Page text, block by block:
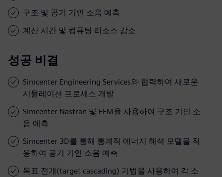
구조 및 공기 기인 소음 예측
계산 시간 및 컴퓨팅 리소스 감소
성공 비결
Simcenter Engineering Services와 협력하여 새로운
시뮬레이션 프로세스 개발
Simcenter Nastran 및 FEM을 사용하여 구조 기인 소
음 예측
Simcenter 3D를 통해 통계적 에너지 해석 모델을 적
용하여 공기 기인 소음 예측
목표 전개(target cascading) 기법을 사용하여 각 소